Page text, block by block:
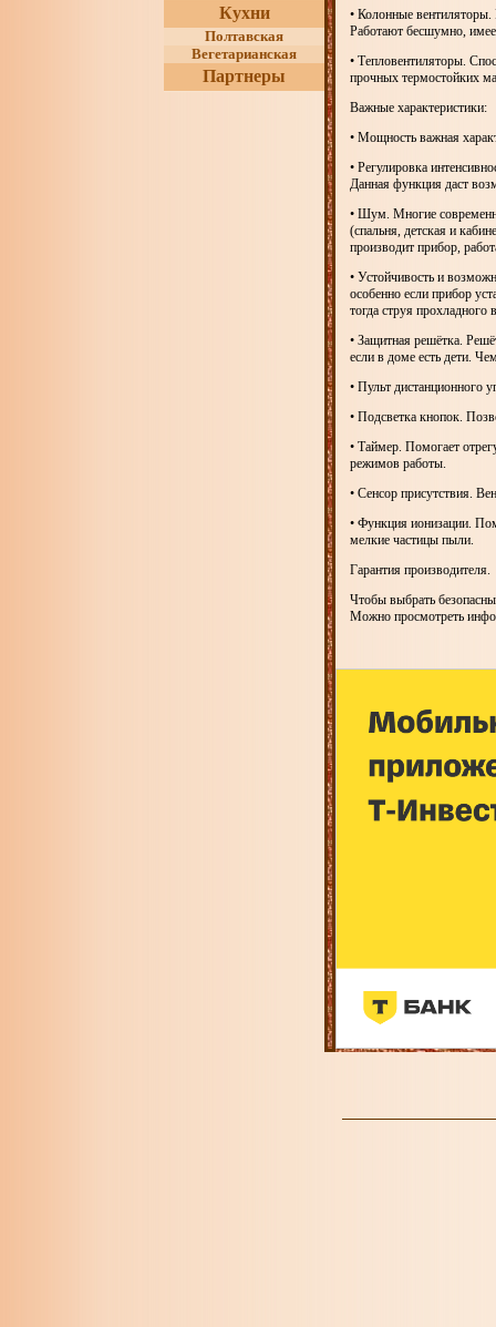
Кухни
Полтавская
Вегетарианская
Партнеры
• Колонные
Работают бесшумно,
• Тепловентиляторы.
прочных термостойких
Важные характеристики:
• Мощность важная
• Регулировка
Данная функция даст
• Шум. Многие
(спальня, детская и
производит прибор,
• Устойчивость и
особенно если прибор
тогда струя
• Защитная решётка.
если в доме есть дети.
• Пульт дистанционного
• Подсветка кнопок.
• Таймер. Помогает
режимов работы.
• Сенсор присутствия.
• Функция ионизации.
мелкие частицы пыли.
Гарантия производителя.
Чтобы выбрать
Можно просмотреть